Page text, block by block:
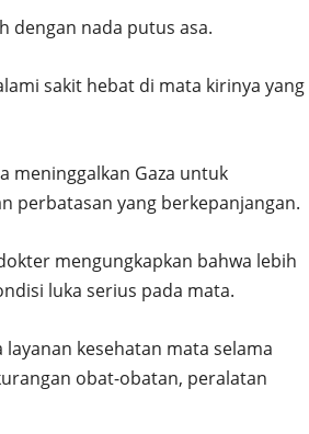
dengan nada putus asa.
sakit hebat di mata kirinya yang
meninggalkan Gaza untuk
perbatasan yang berkepanjangan.
mengungkapkan bahwa lebih
luka serius pada mata.
kesehatan mata selama
obat-obatan, peralatan